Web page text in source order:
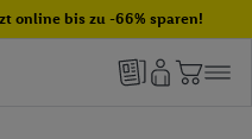
online bis zu -66% sparen!